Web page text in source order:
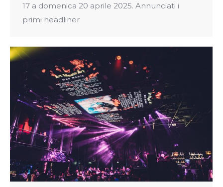
17 a domenica 20 aprile 2025. Annunciati i
primi headliner